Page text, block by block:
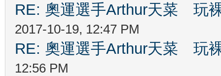
RE: 奧運選手Arthur天菜 玩
2017-10-19, 12:47 PM
RE: 奧運選手Arthur天菜 玩
12:56 PM